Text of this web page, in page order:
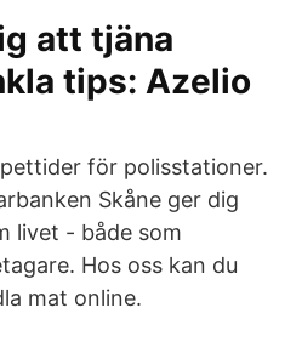
att tjäna
tips: Azelio
för polisstationer.
Skåne ger dig
livet - både som
Hos oss kan du
mat online.